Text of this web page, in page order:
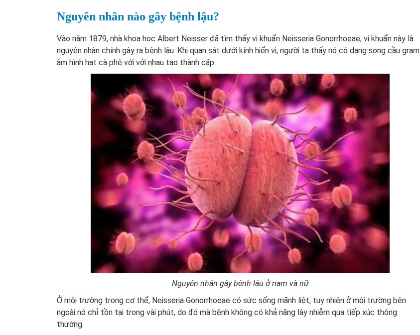
Nguyên nhân nào gây bệnh lậu?
Vào năm 1879, nhà khoa học Albert Neisser đã tìm thấy vi khuẩn Neisseria Gonorrhoeae, vi khuẩn này là
nguyên nhân chính gây ra bệnh lậu. Khi quan sát dưới kính hiển vi, người ta thấy nó có dạng song cầu gram
âm hình hạt cà phê với với nhau tạo thành cặp.
Nguyên nhân gây bệnh lậu ở nam và nữ
Ở môi trường trong cơ thể, Neisseria Gonorrhoeae có sức sống mãnh liệt, tuy nhiên ở môi trường bên
ngoài nó chỉ tồn tại trong vài phút, do đó mà bệnh không có khả năng lây nhiễm qua tiếp xúc thông
thường.